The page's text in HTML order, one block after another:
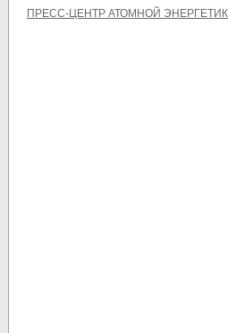
ПРЕСС-ЦЕНТР АТОМНОЙ